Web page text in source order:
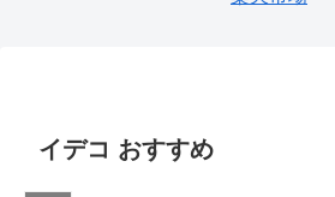
イデコ おすすめ